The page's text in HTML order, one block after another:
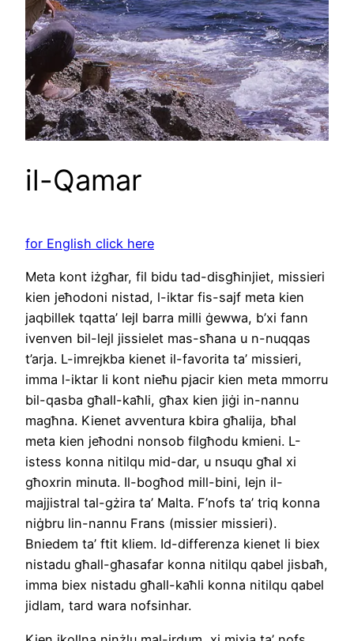
il-Qamar
for English click here
Meta kont iżgħar, fil bidu tad-disgħinjiet, missieri
kien jeħodoni nistad, l-iktar fis-sajf meta kien
jaqbillek tqatta’ lejl barra milli ġewwa, b’xi fann
ivenven bil-lejl jissielet mas-sħana u n-nuqqas
t’arja. L-imrejkba kienet il-favorita ta’ missieri,
imma l-iktar li kont nieħu pjacir kien meta mmorru
bil-qasba għall-kaħli, għax kien jiġi in-nannu
magħna. Kienet avventura kbira għalija, bħal
meta kien jeħodni nonsob filgħodu kmieni. L-
istess konna nitilqu mid-dar, u nsuqu għal xi
għoxrin minuta. Il-bogħod mill-bini, lejn il-
majjistral tal-gżira ta’ Malta. F’nofs ta’ triq konna
niġbru lin-nannu Frans (missier missieri).
Bniedem ta’ ftit kliem. Id-differenza kienet li biex
nistadu għall-għasafar konna nitilqu qabel jisbaħ,
imma biex nistadu għall-kaħli konna nitilqu qabel
jidlam, tard wara nofsinhar.